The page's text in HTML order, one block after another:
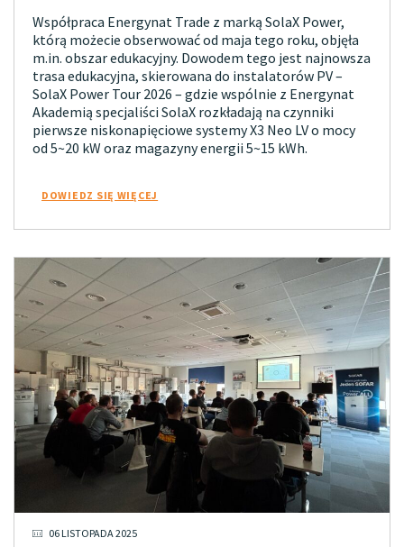
Współpraca Energynat Trade z marką SolaX Power,
którą możecie obserwować od maja tego roku, objęła
m.in. obszar edukacyjny. Dowodem tego jest najnowsza
trasa edukacyjna, skierowana do instalatorów PV –
SolaX Power Tour 2026 – gdzie wspólnie z Energynat
Akademią specjaliści SolaX rozkładają na czynniki
pierwsze niskonapięciowe systemy X3 Neo LV o mocy
od 5~20 kW oraz magazyny energii 5~15 kWh.
DOWIEDZ SIĘ WIĘCEJ
06 LISTOPADA 2025